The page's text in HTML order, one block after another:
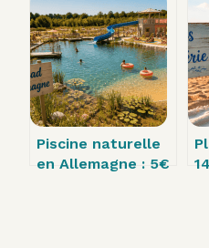
ans d’engagement
et une mémoire
collective à
préserver
Piscine naturelle
en Allemagne : 5€